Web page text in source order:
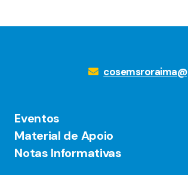
Eventos
Material de Apoio
Notas Informativas